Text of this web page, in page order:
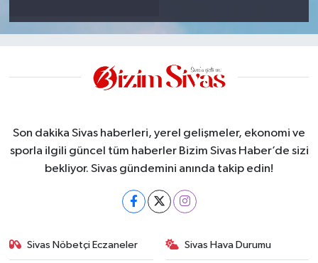
Son dakika Sivas haberleri, yerel gelişmeler, ekonomi ve
sporla ilgili güncel tüm haberler Bizim Sivas Haber’de sizi
bekliyor. Sivas gündemini anında takip edin!
Sivas Nöbetçi Eczaneler Sivas Hava Durumu